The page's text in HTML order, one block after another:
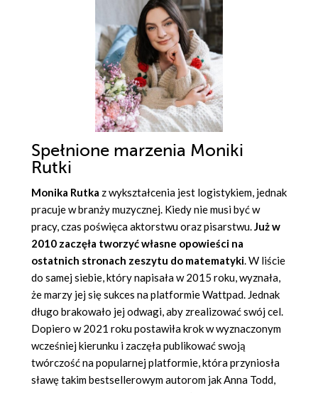
Spełnione marzenia Moniki
Rutki
Monika Rutka z wykształcenia jest logistykiem, jednak
pracuje w branży muzycznej. Kiedy nie musi być w
pracy, czas poświęca aktorstwu oraz pisarstwu.Już w
2010 zaczęła tworzyć własne opowieści na
ostatnich stronach zeszytu do matematyki. W liście
do samej siebie, który napisała w 2015 roku, wyznała,
że marzy jej się sukces na platformie Wattpad. Jednak
długo brakowało jej odwagi, aby zrealizować swój cel.
Dopiero w 2021 roku postawiła krok w wyznaczonym
wcześniej kierunku i zaczęła publikować swoją
twórczość na popularnej platformie, która przyniosła
sławę takim bestsellerowym autorom jak Anna Todd,